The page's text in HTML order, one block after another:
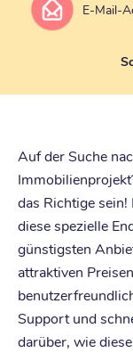
E-Mail-
Auf der Suche
das Richtige
diese spezielle
günstigsten
attraktiven
Support und
darüber, wie